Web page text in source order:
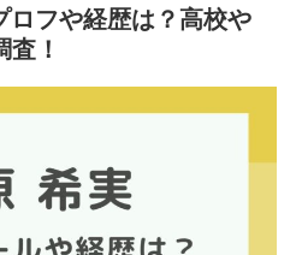
フや経歴は？高校や
！